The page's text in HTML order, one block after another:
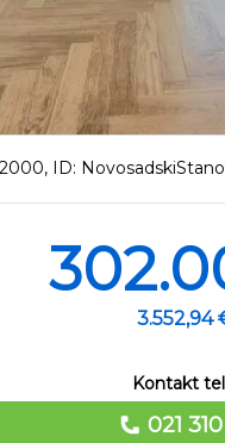
ID:
3.552,94
Kontakt
021